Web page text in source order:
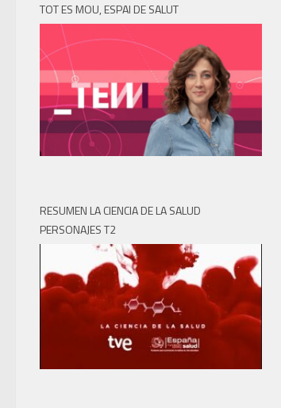
TOT ES MOU, ESPAI DE SALUT
RESUMEN LA CIENCIA DE LA SALUD
PERSONAJES T2